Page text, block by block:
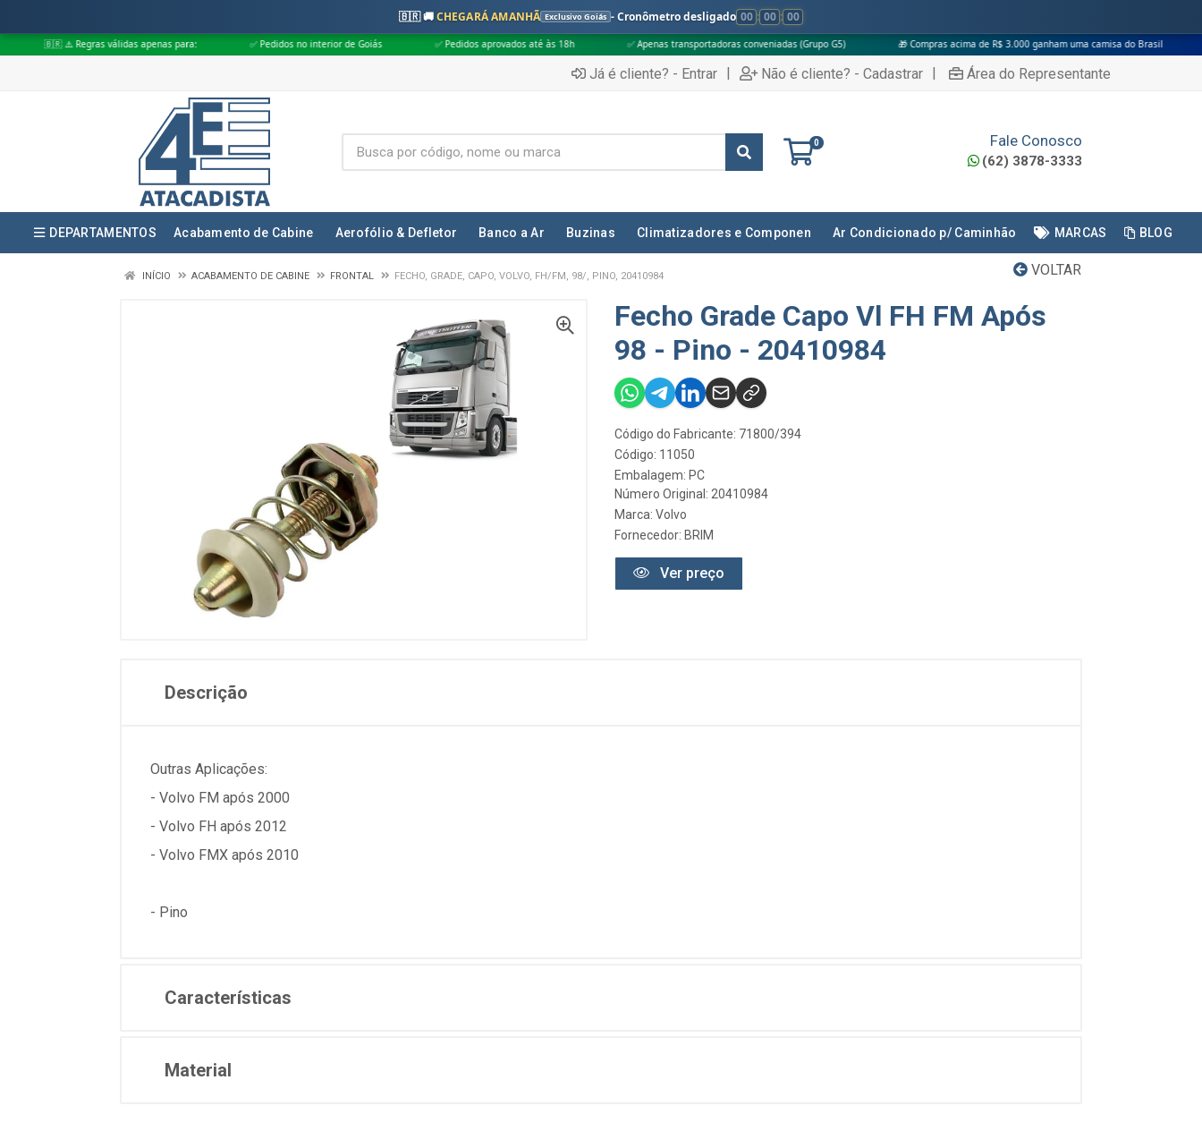
🇧🇷 🚚CHEGARÁ AMANHÃ Exclusivo Goiás - Cronômetro desligado 00 : 00 : 00
válidas apenas para: ✅ Pedidos no interior de Goiás ✅ Pedidos aprovados até às 18h ✅ Apenas transportadoras conveniadas (Grupo G5) 🎁 Compras acima de R$ 3.000 ganham uma camisa do Brasil
Já é cliente? - Entrar | Não é cliente? - Cadastrar | Área do Representante
0 Fale Conosco
(62) 3878-3333
DEPARTAMENTOS Acabamento de Cabine Aerofólio & Defletor Banco a Ar Buzinas Climatizadores e Componen Ar Condicionado p/ Caminhão MARCAS BLOG
VOLTAR
INÍCIO ACABAMENTO DE CABINE FRONTAL FECHO, GRADE, CAPO, VOLVO, FH/FM, 98/, PINO, 20410984
Fecho Grade Capo Vl FH FM Após
98 - Pino - 20410984
Código do Fabricante: 71800/394
Código: 11050
Embalagem: PC
Número Original: 20410984
Marca: Volvo
Fornecedor: BRIM
Ver preço
Descrição
Outras Aplicações:
- Volvo FM após 2000
- Volvo FH após 2012
- Volvo FMX após 2010
- Pino
Características
Material